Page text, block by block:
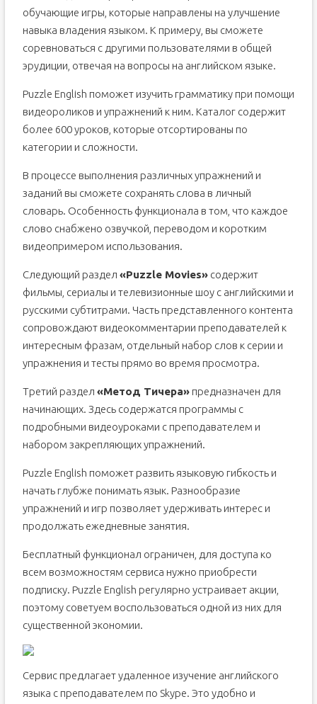
обучающие игры, которые направлены на улучшение
навыка владения языком. К примеру, вы сможете
соревноваться с другими пользователями в общей
эрудиции, отвечая на вопросы на английском языке.
Puzzle English поможет изучить грамматику при помощи
видеороликов и упражнений к ним. Каталог содержит
более 600 уроков, которые отсортированы по
категории и сложности.
В процессе выполнения различных упражнений и
заданий вы сможете сохранять слова в личный
словарь. Особенность функционала в том, что каждое
слово снабжено озвучкой, переводом и коротким
видеопримером использования.
Следующий раздел «Puzzle Movies»содержит
фильмы, сериалы и телевизионные шоу с английскими и
русскими субтитрами. Часть представленного контента
сопровождают видеокомментарии преподавателей к
интересным фразам, отдельный набор слов к серии и
упражнения и тесты прямо во время просмотра.
Третий раздел «Метод Тичера»предназначен для
начинающих. Здесь содержатся программы с
подробными видеоуроками с преподавателем и
набором закрепляющих упражнений.
Puzzle English поможет развить языковую гибкость и
начать глубже понимать язык. Разнообразие
упражнений и игр позволяет удерживать интерес и
продолжать ежедневные занятия.
Бесплатный функционал ограничен, для доступа ко
всем возможностям сервиса нужно приобрести
подписку. Puzzle English регулярно устраивает акции,
поэтому советуем воспользоваться одной из них для
существенной экономии.
Сервис предлагает удаленное изучение английского
языка с преподавателем по Skype. Это удобно и